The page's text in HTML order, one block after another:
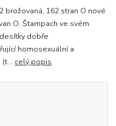
brožovaná, 162 stran O nové
O. Štampach ve svém
dobře
homosexuální a
celý popis